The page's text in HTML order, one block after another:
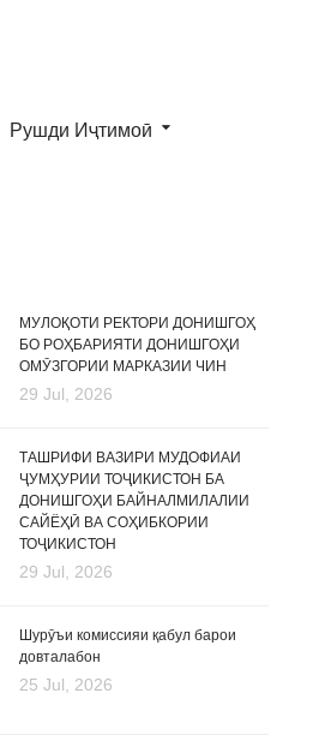
Рушди Иҷтимоӣ
МУЛОҚОТИ РЕКТОРИ ДОНИШГОҲ
БО РОҲБАРИЯТИ ДОНИШГОҲИ
ОМӮЗГОРИИ МАРКАЗИИ ЧИН
29 Jul, 2026
ТАШРИФИ ВАЗИРИ МУДОФИАИ
ҶУМҲУРИИ ТОҶИКИСТОН БА
ДОНИШГОҲИ БАЙНАЛМИЛАЛИИ
САЙЁҲӢ ВА СОҲИБКОРИИ
ТОҶИКИСТОН
29 Jul, 2026
Шурӯъи комиссияи қабул барои
довталабон
25 Jul, 2026